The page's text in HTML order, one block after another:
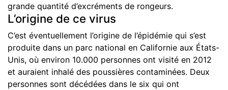
grande quantité d’excréments de rongeurs.
L’origine de ce virus
C’est éventuellement l’origine de l’épidémie qui s’est
produite dans un parc national en Californie aux États-
Unis, où environ 10.000 personnes ont visité en 2012
et auraient inhalé des poussières contaminées. Deux
personnes sont décédées dans le six qui ont